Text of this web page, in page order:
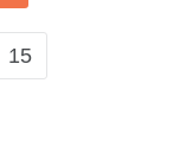
15